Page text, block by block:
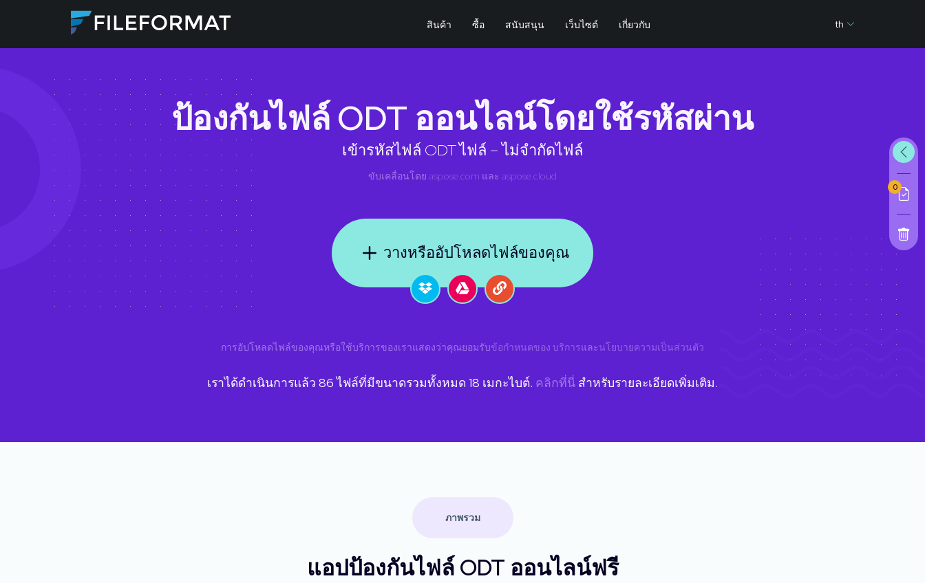
สินค้า ซื้อ สนับสนุน เว็บไซต์ เกี่ยวกับ th
0
ป้องกันไฟล์ ODT ออนไลน์โดยใช้รหัสผ่าน
เข้ารหัสไฟล์ ODT ไฟล์ – ไม่จำกัดไฟล์
ขับเคลื่อนโดย aspose.com และ aspose.cloud
วางหรืออัปโหลดไฟล์ของคุณ
การอัปโหลดไฟล์ของคุณหรือใช้บริการของเราแสดงว่าคุณยอมรับข้อกำหนดของ บริการและนโยบายความเป็นส่วนตัว
เราได้ดำเนินการแล้ว 86ไฟล์ที่มีขนาดรวมทั้งหมด 18 เมกะไบต์. คลิกที่นี่ สำหรับรายละเอียดเพิ่มเติม.
ภาพรวม
แอปป้องกันไฟล์ ODT ออนไลน์ฟรี